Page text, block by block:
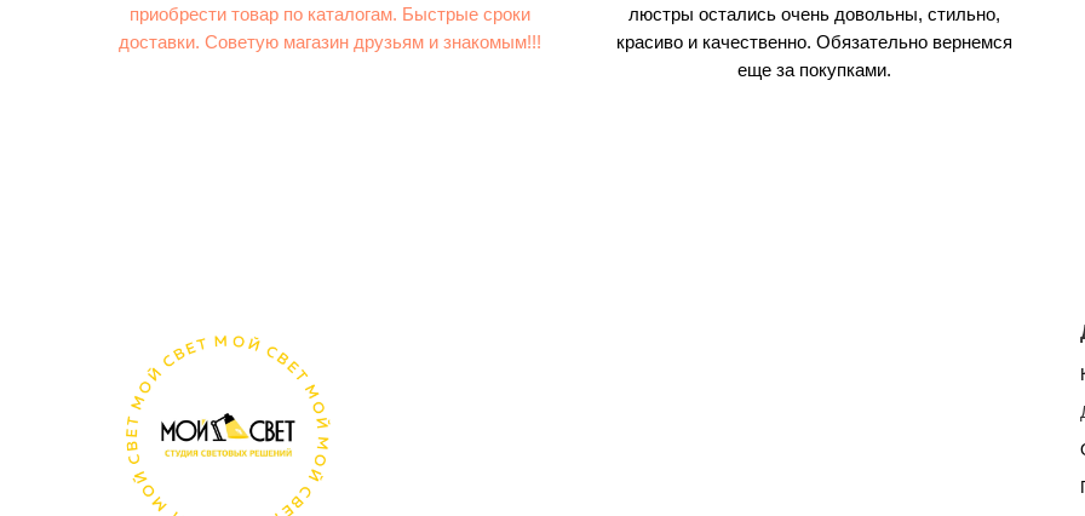
приобрести товар по каталогам. Быстрые сроки
доставки. Советую магазин друзьям и знакомым!!!
люстры остались очень довольны, стильно,
красиво и качественно. Обязательно вернемся
еще за покупками.